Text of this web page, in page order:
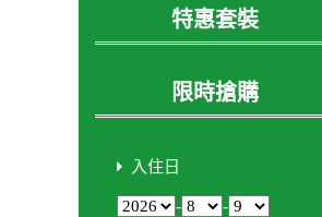
特惠套裝
限時搶購
入住日
- -